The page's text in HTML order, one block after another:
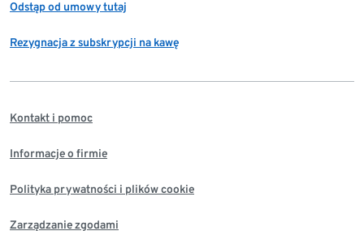
Odstąp od umowy tutaj
Rezygnacja z subskrypcji na kawę
Kontakt i pomoc
Informacje o firmie
Polityka prywatności i plików cookie
Zarządzanie zgodami